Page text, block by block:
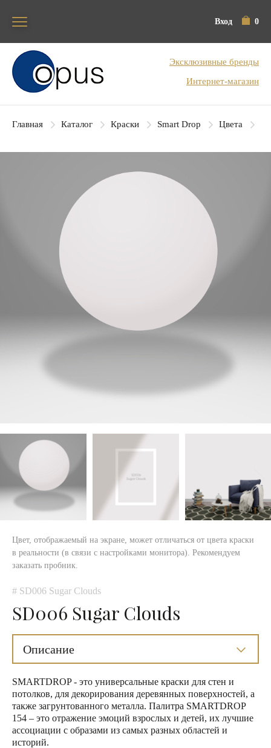
Вход 0
Блок поиска
Эксклюзивные бренды
Интернет-магазин
Главная Каталог Краски Smart Drop Цвета
Цвет, отображаемый на экране, может отличаться от цвета краски
в реальности (в связи с настройками монитора). Рекомендуем
заказать пробник.
# SD006 Sugar Clouds
SD006 Sugar Clouds
Описание
SMARTDROP - это универсальные краски для стен и
потолков, для декорирования деревянных поверхностей, а
также загрунтованного металла. Палитра SMARTDROP
154 – это отражение эмоций взрослых и детей, их лучшие
ассоциации с образами из самых разных областей и
историй.